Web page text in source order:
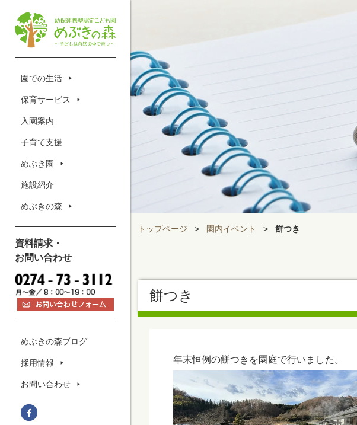
園での生活
保育サービス
入園案内
子育て支援
めぶき園
施設紹介
めぶきの森
資料請求・
お問い合わせ
めぶきの森ブログ
採用情報
お問い合わせ
トップページ > 園内イベント > 餅つき
餅つき
年末恒例の餅つきを園庭で行いました。